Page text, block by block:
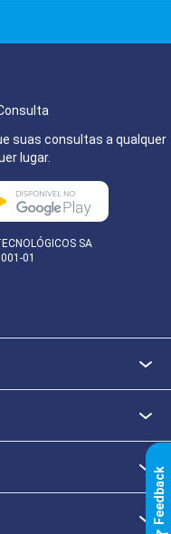
suas consultas a qualquer
lugar.
SA
01
k